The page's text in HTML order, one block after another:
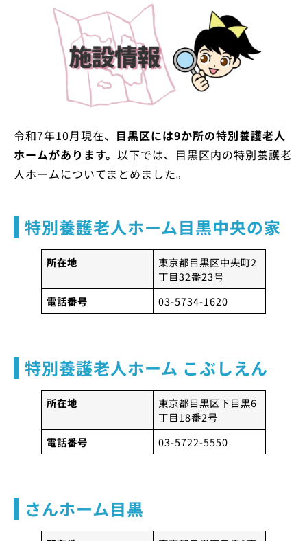
令和7年10月現在、 目黒区には9か所の特別養護老人
ホームがあります。 以下では、目黒区内の特別養護老
人ホームについてまとめました。
特別養護老人ホーム目黒中央の家
所在地
東京都目黒区中央町2
丁目32番23号
電話番号
03-5734-1620
特別養護老人ホーム こぶしえん
所在地
東京都目黒区下目黒6
丁目18番2号
電話番号
03-5722-5550
さんホーム目黒